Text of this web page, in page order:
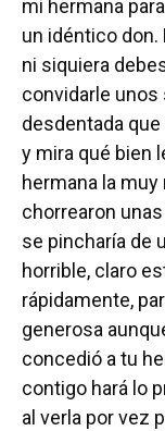
mi hermana
un idéntico don.
ni siquiera
convidarle unos
desdentada
y mira qué bien
hermana la
chorrearon
se pincharía de
horrible, claro
rápidamente,
generosa
concedió a tu
contigo hará lo
al verla por vez